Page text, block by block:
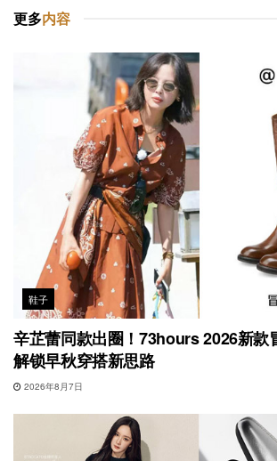
更多内容
鞋子
辛芷蕾同款出圈！73hours 2026新款
解锁早秋穿搭新思路
2026年8月7日